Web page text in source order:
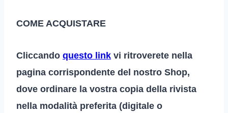
COME ACQUISTARE
Cliccando questo link vi ritroverete nella
pagina corrispondente del nostro Shop,
dove ordinare la vostra copia della rivista
nella modalità preferita (digitale o